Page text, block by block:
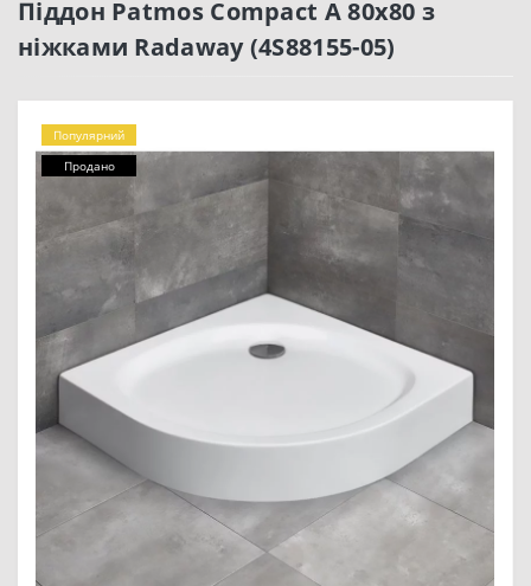
Піддон Patmos Compact A 80x80 з
ніжками Radaway (4S88155-05)
Популярний
Продано